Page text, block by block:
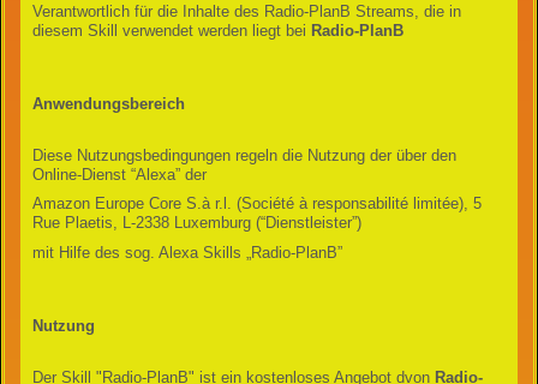
Verantwortlich für die Inhalte des Radio-PlanB Streams, die in
diesem Skill verwendet werden liegt bei Radio-PlanB
Anwendungsbereich
Diese Nutzungsbedingungen regeln die Nutzung der über den
Online-Dienst “Alexa” der
Amazon Europe Core S.à r.l. (Société à responsabilité limitée), 5
Rue Plaetis, L-2338 Luxemburg (“Dienstleister”)
mit Hilfe des sog. Alexa Skills „Radio-PlanB”
Nutzung
Der Skill "Radio-PlanB" ist ein kostenloses Angebot dvon Radio-